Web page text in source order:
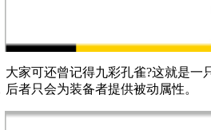
家可还曾记得九彩孔雀?这就是
者只会为装备者提供被动属性。